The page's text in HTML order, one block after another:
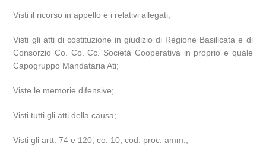
Visti il ricorso in appello e i relativi allegati;
Visti gli atti di costituzione in giudizio di Regione Basilicata e di
Consorzio Co. Co. Cc. Società Cooperativa in proprio e quale
Capogruppo Mandataria Ati;
Viste le memorie difensive;
Visti tutti gli atti della causa;
Visti gli artt. 74 e 120, co. 10, cod. proc. amm.;